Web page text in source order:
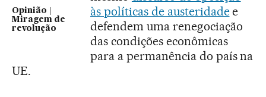
Opinião |
Miragem de
revolução
às políticas de austeridadee
defendem uma renegociação
das condições econômicas
para a permanência do país na
UE.